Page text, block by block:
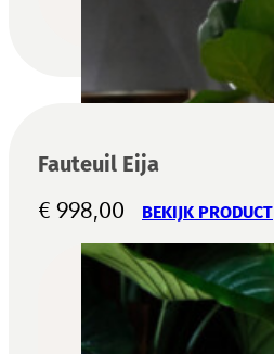
Fauteuil Eija
€ 998,00 BEKIJK PRODUCT